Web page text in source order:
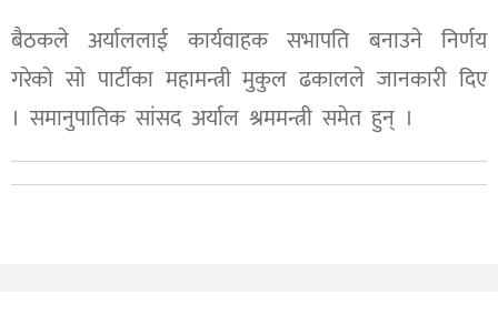
बैठकले अर्याललाई कार्यवाहक सभापति बनाउने निर्णय
गरेको सो पार्टीका महामन्त्री मुकुल ढकालले जानकारी दिए
। समानुपातिक सांसद अर्याल श्रममन्त्री समेत हुन् ।